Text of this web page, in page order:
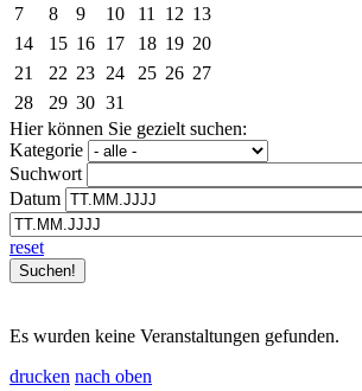
7
8 9 10 11 12 13
14
15 16 17 18 19 20
21
22 23 24 25 26 27
28
29 30 31
Hier können Sie gezielt suchen:
Kategorie
Suchwort
Datum
reset
Es wurden keine Veranstaltungen gefunden.
drucken nach oben